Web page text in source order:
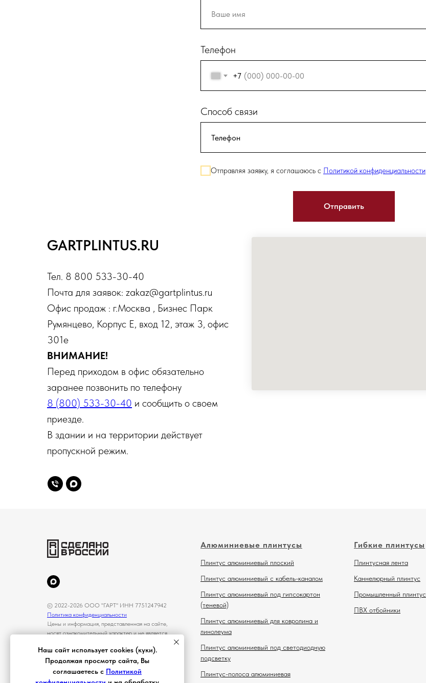
Наш сайт использует cookies (куки).
Продолжая просмотр сайта, Вы
соглашаетесь с Политикой
Телефон
+7
Способ связи
Отправляя заявку, я соглашаюсь с Политикой конфиденциальности
Отправить
GARTPLINTUS.RU
Тел. 8 800 533-30-40
Почта для заявок: zakaz@gartplintus.ru
Офис продаж : г.Москва , Бизнес Парк
Румянцево, Корпус Е, вход 12, этаж 3, офис
301е
ВНИМАНИЕ!
Перед приходом в офис обязательно
заранее позвонить по телефону
8 (800) 533-30-40 и сообщить о своем
приезде.
В здании и на территории действует
пропускной режим.
© 2022-2026 ООО "ГАРТ" ИНН 7751247942
Политика конфиденциальности
Цены и информация, представленная на сайте,
носят ознакомительный характер и не является
Алюминиевые плинтусы
Плинтус алюминиевый плоский
Плинтус алюминиевый с кабель-каналом
Плинтус алюминиевый под гипсокартон
(теневой)
Плинтус алюминиевый для ковролина и
линолеума
Плинтус алюминиевый под светодиодную
подсветку
Плинтус-полоса алюминиевая
Гибкие плинтусы
Плинтусная лента
Каннелюрный плинтус
Промышленный плинтус
ПВХ отбойники